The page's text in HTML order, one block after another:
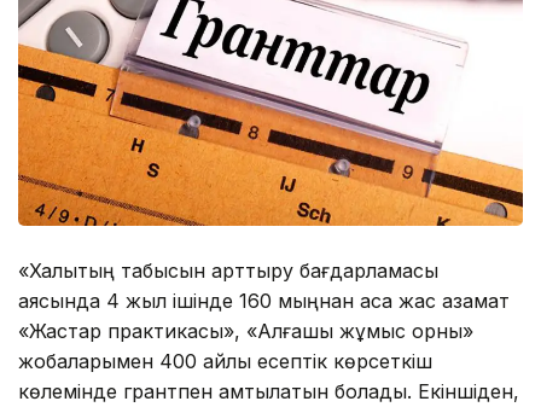
«Халықтың табысын арттыру бағдарламасы
аясында 4 жыл ішінде 160 мыңнан аса жас азамат
«Жастар практикасы», «Алғашқы жұмыс орны»
жобаларымен 400 айлық есептік көрсеткіш
көлемінде грантпен қамтылатын болады. Екіншіден,